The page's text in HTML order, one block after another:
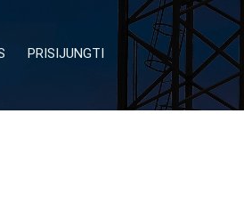
PRISIJUNGTI